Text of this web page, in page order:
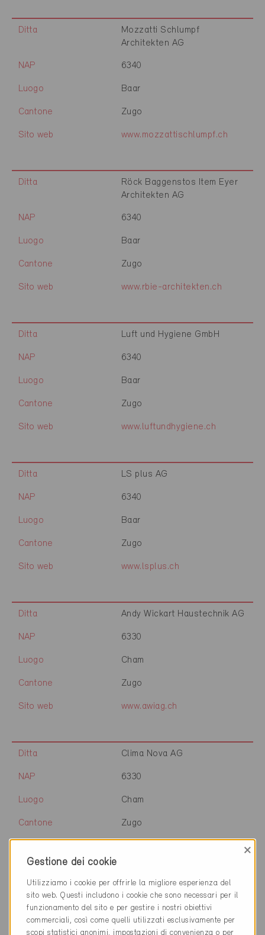
Ditta
Mozzatti Schlumpf
Architekten AG
NAP 6340
Luogo Baar
Cantone Zugo
Sito web www.mozzattischlumpf.ch
Ditta
Röck Baggenstos Item Eyer
Architekten AG
NAP 6340
Luogo Baar
Cantone Zugo
Sito web www.rbie-architekten.ch
Ditta Luft und Hygiene GmbH
NAP 6340
Luogo Baar
Cantone Zugo
Sito web www.luftundhygiene.ch
Ditta LS plus AG
NAP 6340
Luogo Baar
Cantone Zugo
Sito web www.lsplus.ch
Ditta Andy Wickart Haustechnik AG
NAP 6330
Luogo Cham
Cantone Zugo
Sito web www.awiag.ch
Ditta Clima Nova AG
NAP 6330
Luogo Cham
Cantone Zugo
Ditta
HCN Clean AG
Lüftungshygiene
NAP 6330
Gestione dei cookie
×
Utilizziamo i cookie per offrirle la migliore esperienza del
sito web. Questi includono i cookie che sono necessari per il
funzionamento del sito e per gestire i nostri obiettivi
commerciali, così come quelli utilizzati esclusivamente per
scopi statistici anonimi, impostazioni di convenienza o per